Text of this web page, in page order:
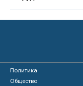
Политика
Общество